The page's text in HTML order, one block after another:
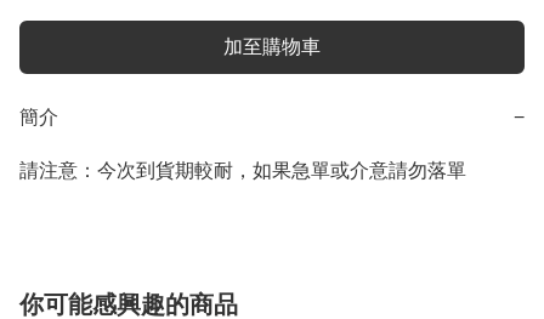
加至購物車
簡介 −
請注意：今次到貨期較耐，如果急單或介意請勿落單
你可能感興趣的商品